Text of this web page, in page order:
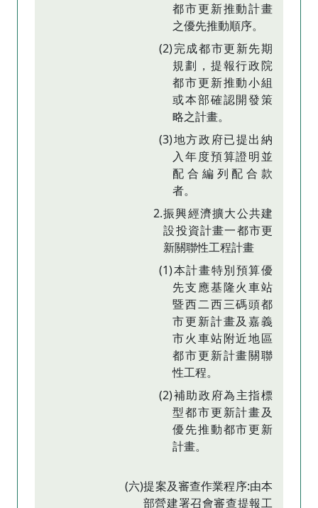
都市更新推動計畫
之優先推動順序。
(2)完成都市更新先期
規劃，提報行政院
都市更新推動小組
或本部確認開發策
略之計畫。
(3)地方政府已提出納
入年度預算證明並
配合編列配合款
者。
2.振興經濟擴大公共建
設投資計畫一都市更
新關聯性工程計畫
(1)本計畫特別預算優
先支應基隆火車站
暨西二西三碼頭都
市更新計畫及嘉義
市火車站附近地區
都市更新計畫關聯
性工程。
(2)補助政府為主指標
型都市更新計畫及
優先推動都市更新
計畫。
(六)提案及審查作業程序:由本
部營建署召會審查提報工